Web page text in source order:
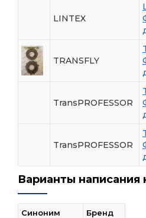
LINTEX
TRANSFLY
TransPROFESSOR
TransPROFESSOR
Варианты написания
Синоним Бренд